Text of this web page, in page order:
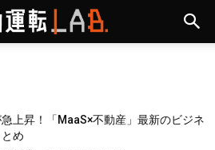
上昇！「MaaS×不動産」最新のビジネ
め